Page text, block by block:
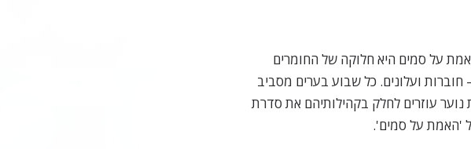
על סמים היא חלוקה של החומרים
חוברות ועלונים. כל שבוע בערים מסביב
נוער עוזרים לחלק בקהילותיהם את סדרת
'האמת על סמים'.